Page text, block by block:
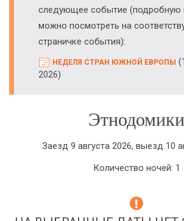
следующее событие (подробную
можно посмотреть на
страничке события):
НЕДЕЛЯ СТРАН ЮЖНОЙ ЕВРОПЫ (
2026)
Этнодомики
Заезд 9 августа 2026, выезд 10
Количество ночей: 1